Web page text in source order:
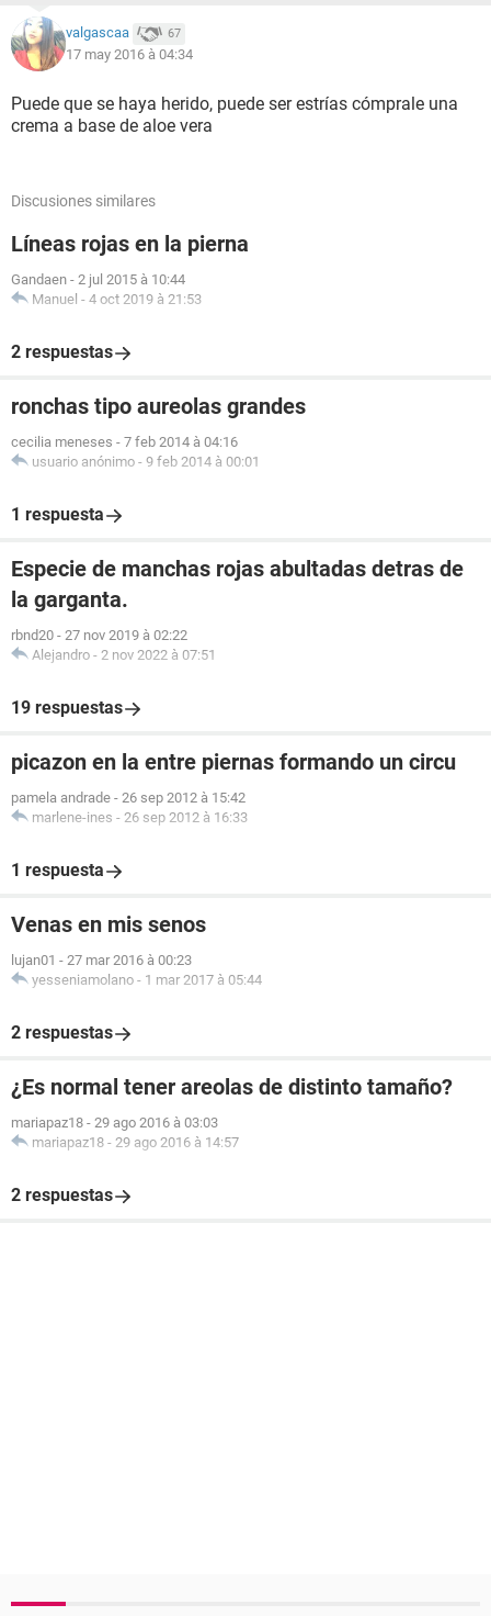
valgascaa 67
17 may 2016 à 04:34
Puede que se haya herido, puede ser estrías cómprale una
crema a base de aloe vera
Discusiones similares
Líneas rojas en la pierna
Gandaen - 2 jul 2015 à 10:44
Manuel - 4 oct 2019 à 21:53
2 respuestas
ronchas tipo aureolas grandes
cecilia meneses - 7 feb 2014 à 04:16
usuario anónimo - 9 feb 2014 à 00:01
1 respuesta
Especie de manchas rojas abultadas detras de
la garganta.
rbnd20 - 27 nov 2019 à 02:22
Alejandro - 2 nov 2022 à 07:51
19 respuestas
picazon en la entre piernas formando un circu
pamela andrade - 26 sep 2012 à 15:42
marlene-ines - 26 sep 2012 à 16:33
1 respuesta
Venas en mis senos
lujan01 - 27 mar 2016 à 00:23
yesseniamolano - 1 mar 2017 à 05:44
2 respuestas
¿Es normal tener areolas de distinto tamaño?
mariapaz18 - 29 ago 2016 à 03:03
mariapaz18 - 29 ago 2016 à 14:57
2 respuestas